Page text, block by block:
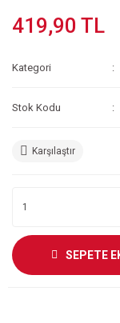
419,90 TL
Kategori
Stok Kodu
Karşılaştır
SEPETE